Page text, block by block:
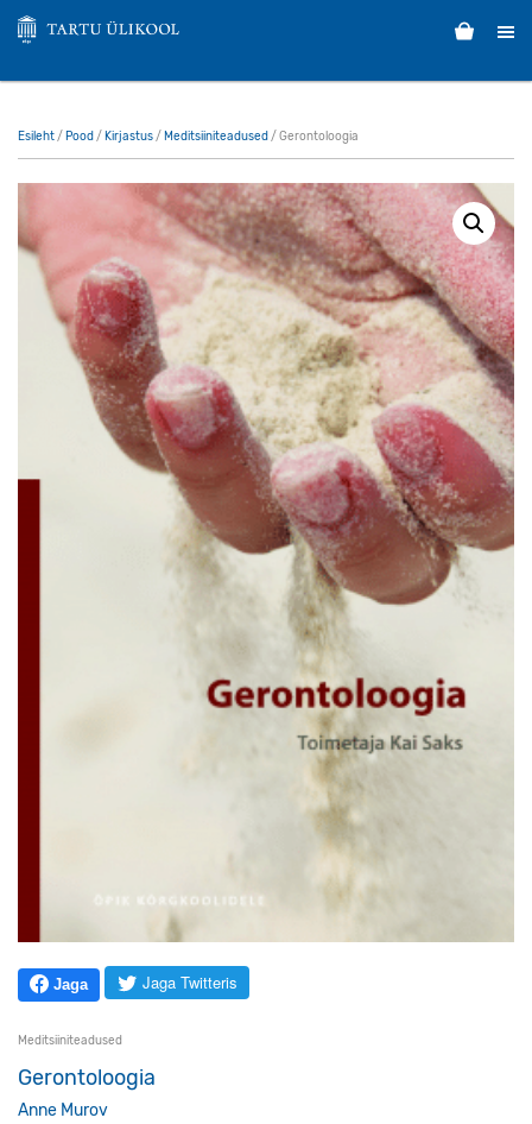
Esileht/ Pood / Kirjastus/ Meditsiiniteadused / Gerontoloogia
Jaga Jaga Twitteris
Meditsiiniteadused
Gerontoloogia
Anne Murov